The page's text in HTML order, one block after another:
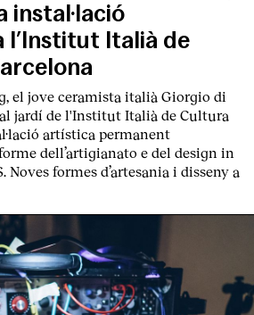
instal·lació
l’Institut Italià de
el jove ceramista italià Giorgio di
al jardí de l'Institut Italià de Cultura
artística permanent
dell’artigianato e del design in
Noves formes d’artesania i disseny a